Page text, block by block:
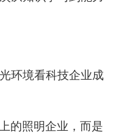
环境看科技企业成
的照明企业，而是